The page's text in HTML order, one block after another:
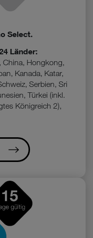
Select.
Länder:
China, Hongkong,
Kanada, Katar,
Serbien, Sri
Türkei (inkl.
Königreich 2),